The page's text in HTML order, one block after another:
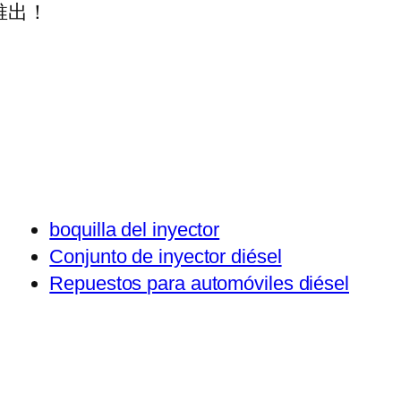
！
boquilla del inyector
Conjunto de inyector diésel
Repuestos para automóviles diésel